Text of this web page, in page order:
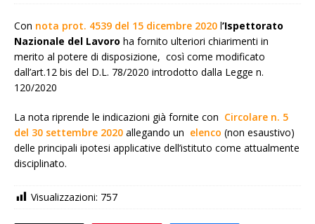
Con nota prot. 4539 del 15 dicembre 2020 l’Ispettorato
Nazionale del Lavoro ha fornito ulteriori chiarimenti in
merito al potere di disposizione, così come modificato
dall’art.12 bis del D.L. 78/2020 introdotto dalla Legge n.
120/2020
La nota riprende le indicazioni già fornite con Circolare n. 5
del 30 settembre 2020 allegando un elenco (non esaustivo)
delle principali ipotesi applicative dell’istituto come attualmente
disciplinato.
Visualizzazioni: 757